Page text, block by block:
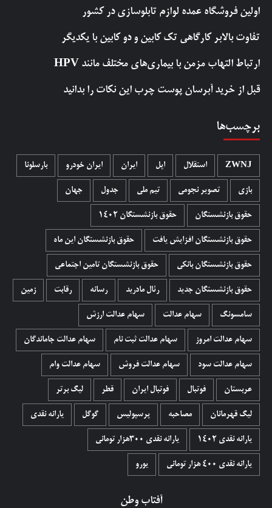
اولین فروشگاه عمده لوازم تابلوسازی در کشور
تفاوت بالابر کارگاهی تک کابین و دو کابین با یکدیگر
ارتباط التهاب مزمن با بیماری‌های مختلف مانند HPV
قبل از خرید آبرسان پوست چرب این نکات را بدانید
برچسب‌ها
ZWNJ استقلال اپل ایران ایران خودرو بارسلونا
بازی تصویر نجومی تیم ملی جدول جهان
حقوق بازنشستگان حقوق بازنشستگان 1402
حقوق بازنشستگان افزایش یافت حقوق بازنشستگان این ماه
حقوق بازنشستگان بانکی حقوق بازنشستگان تامین اجتماعی
حقوق بازنشستگان جدید رئال مادرید رسانه رقابت زمین
سامسونگ سهام عدالت سهام عدالت ارزش
سهام عدالت امروز سهام عدالت ثبت نام سهام عدالت جاماندگان
سهام عدالت سود سهام عدالت فروش سهام عدالت وام
عربستان فوتبال فوتبال ایران قطر لیگ برتر
لیگ قهرمانان مصاحبه پرسپولیس گوگل یارانه نقدی
یارانه نقدی 1402 یارانه نقدی ۳۰۰هزار تومانی
یارانه نقدی ۴۰۰ هزار تومانی یورو
آفتاب وطن